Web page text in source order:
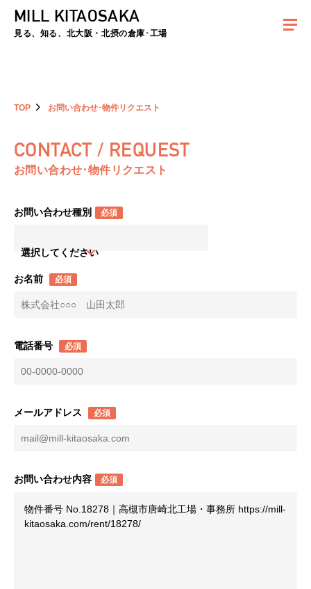
夏季休暇のお知らせ：2026年8月8日(土)～8月16日(日)まで休業とさせていた
MILL KITAOSAKA
見る、知る、北大阪・北摂の倉庫･工場
TOP お問い合わせ･物件リクエスト
CONTACT / REQUEST
お問い合わせ･物件リクエスト
お問い合わせ種別 必須
選択してください
お名前 必須
電話番号 必須
メールアドレス 必須
お問い合わせ内容 必須